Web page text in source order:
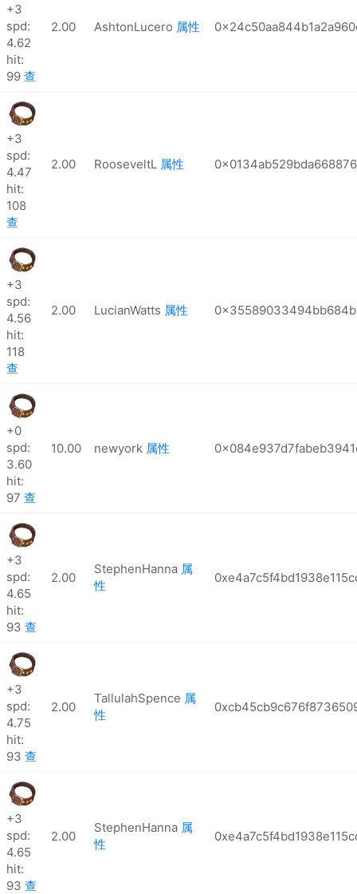
+3
spd:
4.62
hit:
99 查
2.00 AshtonLucero 属性
+3
spd:
4.47
hit:
108
查
2.00 RooseveltL 属性
+3
spd:
4.56
hit:
118
查
2.00 LucianWatts 属性
+0
spd:
3.60
hit:
97 查
10.00 newyork 属性
+3
spd:
4.65
hit:
93 查
2.00
StephenHanna 属
性
+3
spd:
4.75
hit:
93 查
2.00
TallulahSpence 属
性
+3
spd:
4.65
hit:
93 查
2.00
StephenHanna 属
性